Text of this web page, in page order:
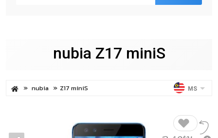
nubia Z17 miniS
nubia Z17 miniS MS